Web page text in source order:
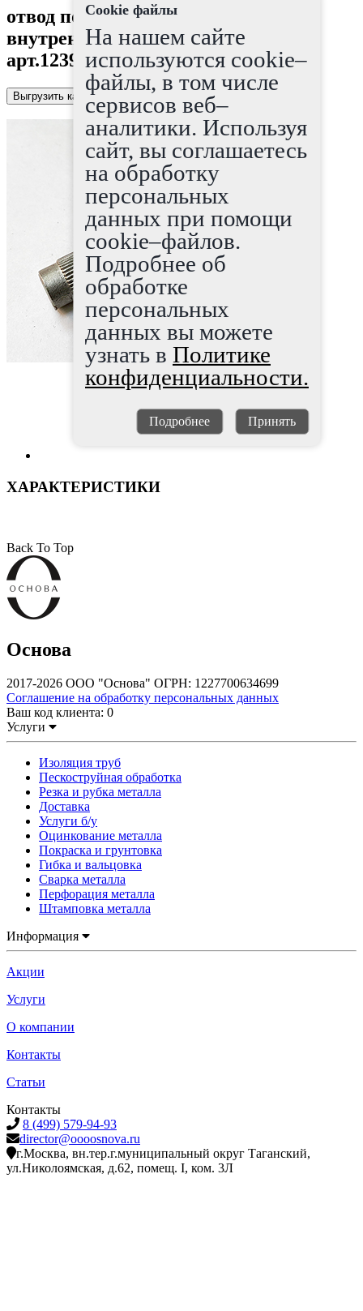
отвод поручня регулируемый
внутренний AISI 304 16 зеркало
арт.1239163
Выгрузить каталог в Excel
ХАРАКТЕРИСТИКИ
Back To Top
Основа
2017-2026 ООО "Основа" ОГРН: 1227700634699
Соглашение на обработку персональных данных
Ваш код клиента: 0
Услуги
Изоляция труб
Пескоструйная обработка
Резка и рубка металла
Доставка
Услуги б/у
Оцинкование металла
Покраска и грунтовка
Гибка и вальцовка
Сварка металла
Перфорация металла
Штамповка металла
Информация
Акции
Услуги
О компании
Контакты
Статьи
Контакты
8 (499) 579-94-93
director@oooosnova.ru
г.Москва, вн.тер.г.муниципальный округ Таганский,
ул.Николоямская, д.62, помещ. I, ком. 3Л
Cookie файлы
На нашем сайте
используются cookie–
файлы, в том числе
сервисов веб–
аналитики. Используя
сайт, вы соглашаетесь
на обработку
персональных
данных при помощи
cookie–файлов.
Подробнее об
обработке
персональных
данных вы можете
узнать в Политике
конфиденциальности.
Подробнее Принять